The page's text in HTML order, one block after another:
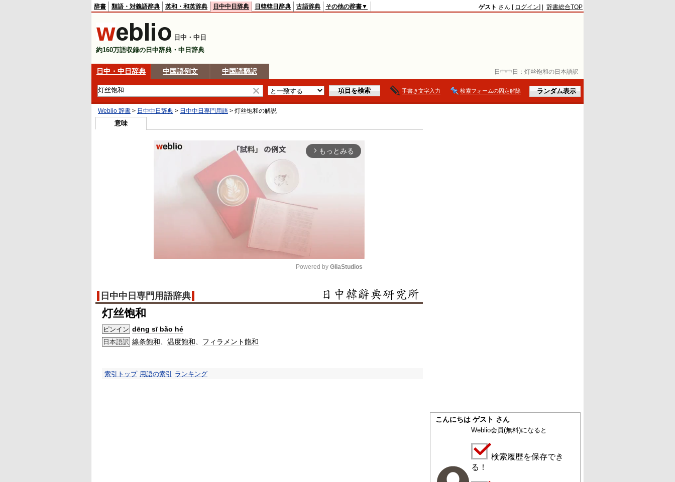
日中中日： 灯丝饱和の日本語訳
辞書 類語・対義語辞典 英和・和英辞典 日中中日辞典 日韓韓日辞典 古語辞典 その他の辞書▼ ゲスト さん [ ログイン] | 辞書総合TOP
日中・中日
約160万語収録の日中辞典・中日辞典
日中・中日辞典 中国語例文 中国語翻訳
手書き文字入力 検索フォームの固定解除
Weblio 辞書 > 日中中日辞典 > 日中中日専門用語 > 灯丝饱和の解説
意味
arrow_forward_ios もっとみる
Mute
Powered by GliaStudios
日中中日専門用語辞典
灯丝饱和
ピンイン dēng sī bǎo hé
日本語訳 線条飽和 温度飽和 フィラメント飽和
索引トップ 用語の索引 ランキング
こんにちは ゲスト さん
Weblio会員(無料)になると
検索履歴を保存でき
る！